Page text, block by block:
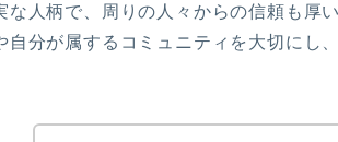
な人柄で、周りの人々からの信頼も厚い
自分が属するコミュニティを大切にし